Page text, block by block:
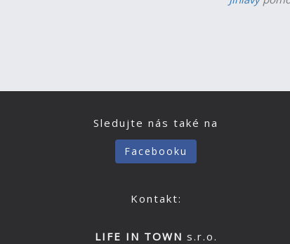
Sledujte nás také na
Facebooku
Kontakt:
LIFE IN TOWN s.r.o.